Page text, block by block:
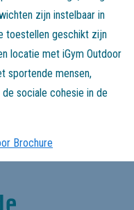
zijn instelbaar in
toestellen geschikt zijn
locatie met iGym Outdoor
sportende mensen,
sociale cohesie in de
Brochure